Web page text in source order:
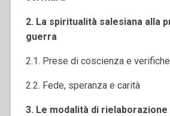
2. La spiritualità salesiana alla
guerra
2.1. Prese di coscienza e verifiche
2.2. Fede, speranza e carità
3. Le modalità di